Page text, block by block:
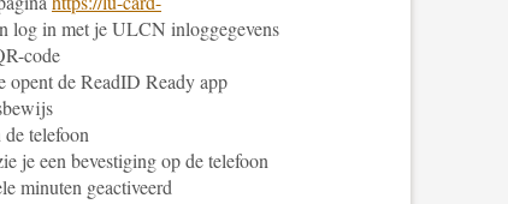
log in met je ULCN inloggegevens
code
de ReadID Ready app
telefoon
je een bevestiging op de telefoon
minuten geactiveerd